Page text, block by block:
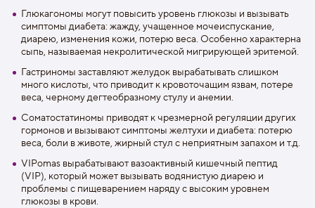
Глюкагономы могут повысить уровень глюкозы и вызывать
симптомы диабета: жажду, учащенное мочеиспускание,
диарею, изменения кожи, потерю веса. Особенно характерна
сыпь, называемая некролитической мигрирующей эритемой.
Гастриномы заставляют желудок вырабатывать слишком
много кислоты, что приводит к кровоточащим язвам, потере
веса, черному дегтеобразному стулу и анемии.
Соматостатиномы приводят к чрезмерной регуляции других
гормонов и вызывают симптомы желтухи и диабета: потерю
веса, боли в животе, жирный стул с неприятным запахом и т.д.
VIPomas вырабатывают вазоактивный кишечный пептид
(VIP), который может вызывать водянистую диарею и
проблемы с пищеварением наряду с высоким уровнем
глюкозы в крови.